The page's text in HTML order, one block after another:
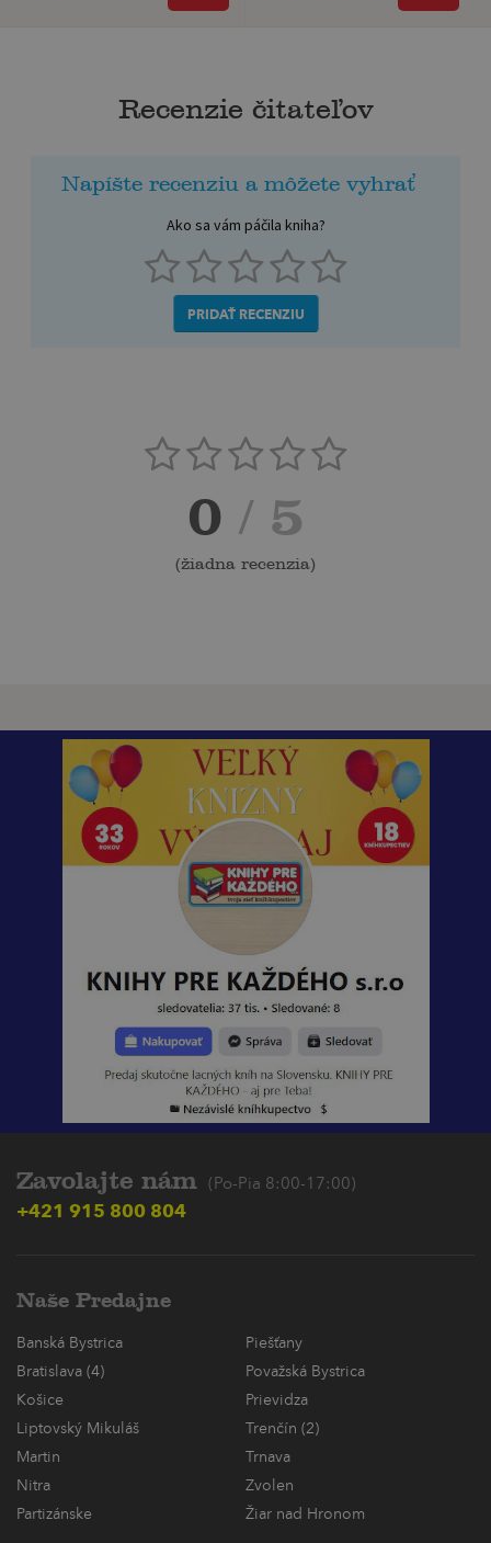
Recenzie čitateľov
Napíšte recenziu a môžete vyhrať
Ako sa vám páčila kniha?
PRIDAŤ RECENZIU
0 / 5
(žiadna recenzia)
Zavolajte nám (Po-Pia 8:00-17:00)
+421 915 800 804
Naše Predajne
Banská Bystrica
Piešťany
Bratislava (4)
Považská Bystrica
Košice
Prievidza
Liptovský Mikuláš
Trenčín (2)
Martin
Trnava
Nitra
Zvolen
Partizánske
Žiar nad Hronom